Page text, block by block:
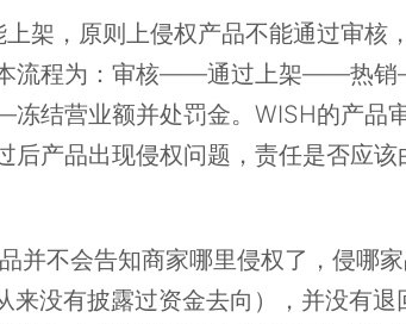
架，原则上侵权产品不能通过审核
本流程为：审核——通过上架——热
结营业额并处罚金。WISH的产品
后产品出现侵权问题，责任是否应该
并不会告知商家哪里侵权了，侵哪家
来没有披露过资金去向），并没有退